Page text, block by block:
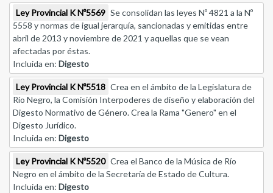
Ley Provincial K Nº5569 Se consolidan las leyes Nº 4821 a la Nº
5558 y normas de igual jerarquía, sancionadas y emitidas entre
abril de 2013 y noviembre de 2021 y aquellas que se vean
afectadas por éstas.
Incluida en: Digesto
Ley Provincial K Nº5518 Crea en el ámbito de la Legislatura de
Río Negro, la Comisión Interpoderes de diseño y elaboración del
Digesto Normativo de Género. Crea la Rama "Genero" en el
Digesto Jurídico.
Incluida en: Digesto
Ley Provincial K Nº5520 Crea el Banco de la Música de Río
Negro en el ámbito de la Secretaría de Estado de Cultura.
Incluida en: Digesto